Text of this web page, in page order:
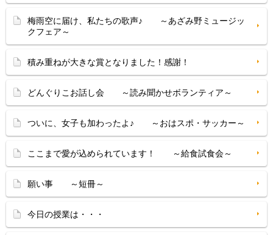
梅雨空に届け、私たちの歌声♪ ～あざみ野ミュージッ
クフェア～
積み重ねが大きな賞となりました！感謝！
どんぐりこお話し会 ～読み聞かせボランティア～
ついに、女子も加わったよ♪ ～おはスポ・サッカー～
ここまで愛が込められています！ ～給食試食会～
願い事 ～短冊～
今日の授業は・・・